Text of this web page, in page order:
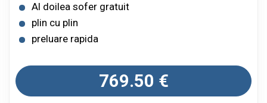
Al doilea sofer gratuit
plin cu plin
preluare rapida
769.50 €